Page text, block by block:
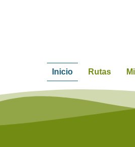
Inicio Rutas